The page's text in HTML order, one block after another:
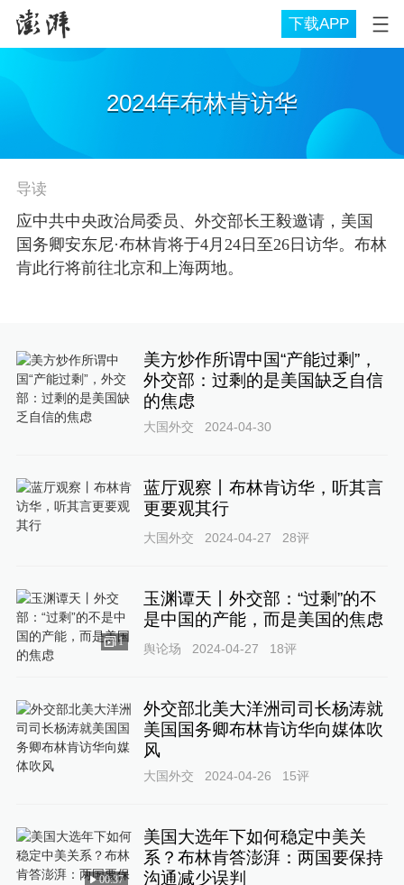
下载APP
2024年布林肯访华
导读
应中共中央政治局委员、外交部长王毅邀请，美国
国务卿安东尼·布林肯将于4月24日至26日访华。布林
肯此行将前往北京和上海两地。
美方炒作所谓中国“产能过剩”，
外交部：过剩的是美国缺乏自信
的焦虑
大国外交 2024-04-30
蓝厅观察丨布林肯访华，听其言
更要观其行
大国外交 2024-04-27 28评
1
玉渊谭天丨外交部：“过剩”的不
是中国的产能，而是美国的焦虑
舆论场 2024-04-27 18评
外交部北美大洋洲司司长杨涛就
美国国务卿布林肯访华向媒体吹
风
大国外交 2024-04-26 15评
00:37
美国大选年下如何稳定中美关
系？布林肯答澎湃：两国要保持
沟通减少误判